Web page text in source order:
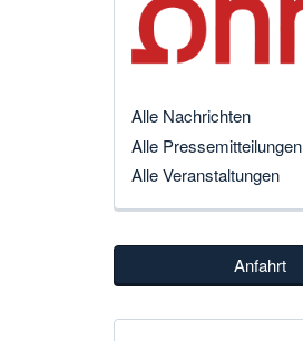
Alle Nachrichten
Alle Pressemitteilungen
Alle Veranstaltungen
Anfahrt